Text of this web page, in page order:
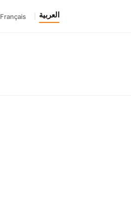
العربية Français